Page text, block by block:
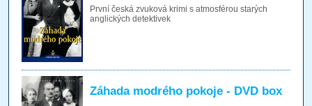
První česká zvuková krimi s atmosférou starých
anglických detektivek
Záhada modrého pokoje - DVD box